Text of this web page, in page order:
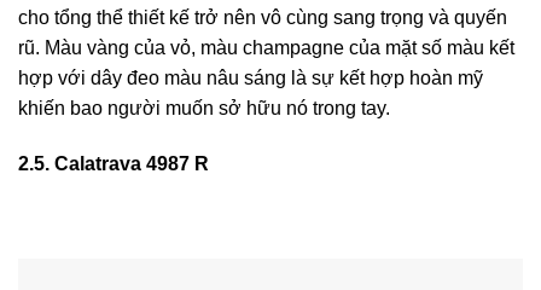
cho tổng thể thiết kế trở nên vô cùng sang trọng và quyến
rũ. Màu vàng của vỏ, màu champagne của mặt số màu kết
hợp với dây đeo màu nâu sáng là sự kết hợp hoàn mỹ
khiến bao người muốn sở hữu nó trong tay.
2.5. Calatrava 4987 R